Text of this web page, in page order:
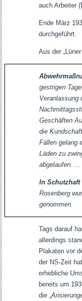
auch Arbeiter
Ende März
durchgeführt.
Aus der
gestrigen
Veranlassung
Geschäften
die
Fällen gelang
Läden zu
abgelaufen. ...
In Schutzhaft
Rosenberg
genommen.
Tags darauf
allerdings
Plakaten vor
der NS-Zeit
erhebliche
bereits um
die „